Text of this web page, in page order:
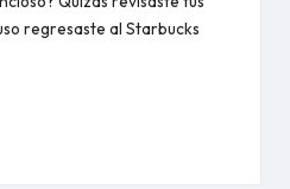
regresaste al Starbucks